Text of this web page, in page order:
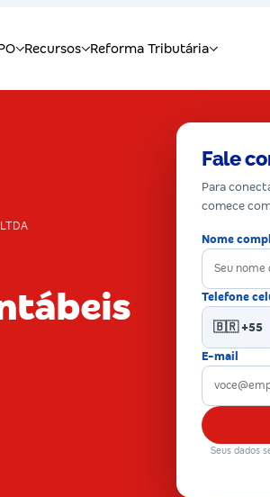
Fale
Para
comece
Nome
Telefone
🇧🇷 +55
E-mail
Seus dados